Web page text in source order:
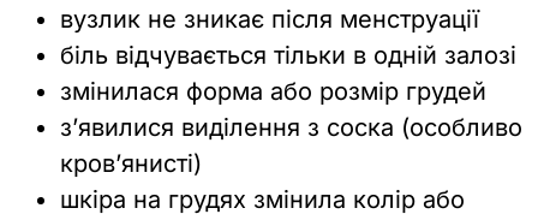
вузлик не зникає після менструації
біль відчувається тільки в одній залозі
змінилася форма або розмір грудей
з’явилися виділення з соска (особливо
кров’янисті)
шкіра на грудях змінила колір або